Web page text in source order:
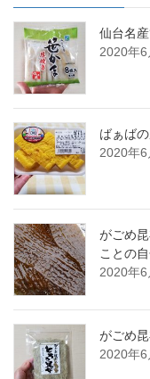
仙台名
2020年6
ばぁば
2020年6
がごめ
ことの
2020年6
がごめ
2020年6